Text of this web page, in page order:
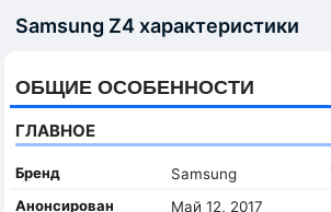
Samsung Z4 характеристики
ОБЩИЕ ОСОБЕННОСТИ
ГЛАВНОЕ
Бренд Samsung
Анонсирован
Май 12, 2017